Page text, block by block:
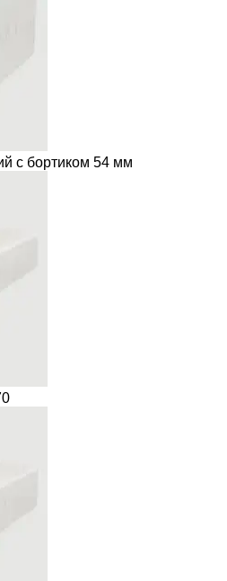
с бортиком 54 мм